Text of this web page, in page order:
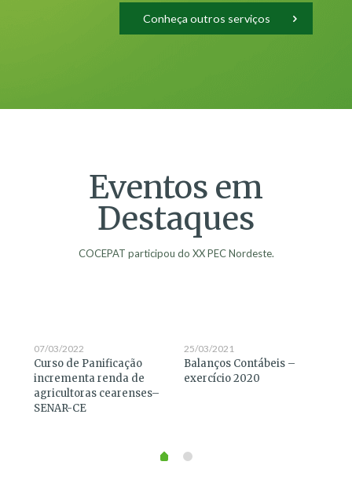
Conheça outros serviços
Eventos em
Destaques
COCEPAT participou do XX PEC Nordeste.
07/03/2022
Curso de Panificação
incrementa renda de
agricultoras cearenses–
SENAR-CE
25/03/2021
Balanços Contábeis –
exercício 2020